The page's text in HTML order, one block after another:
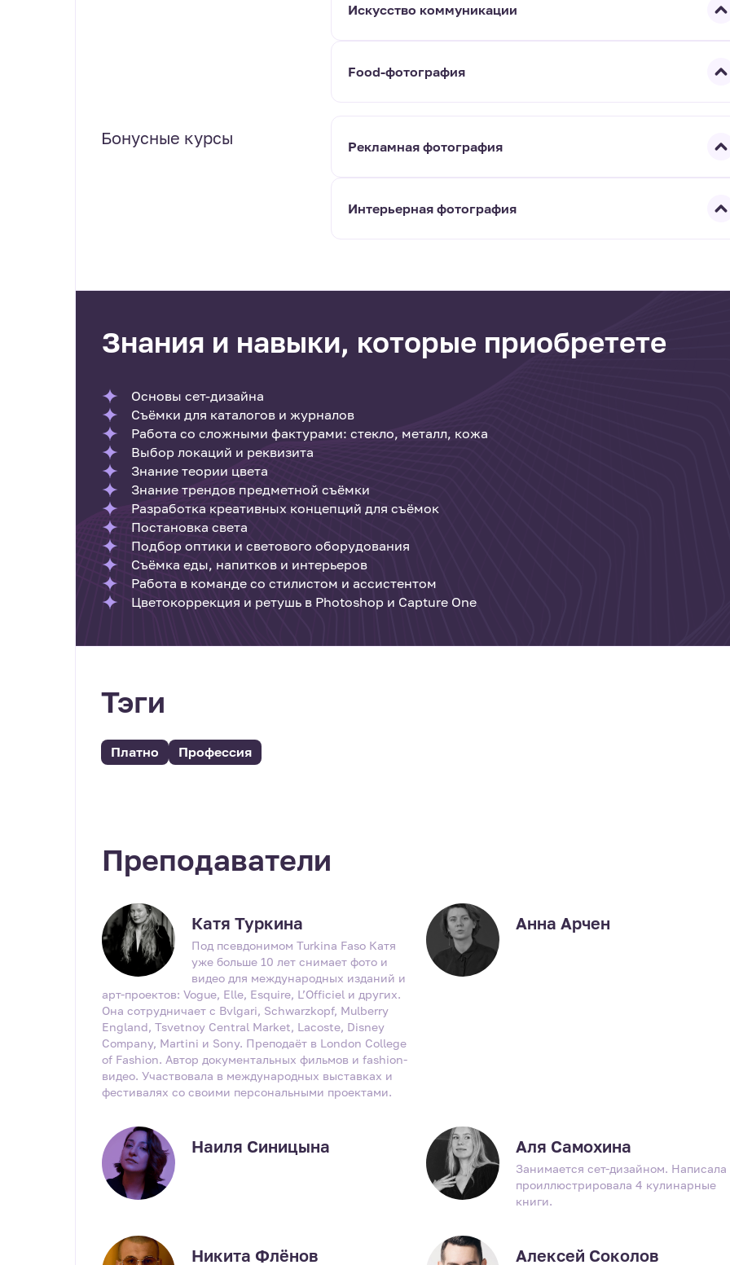
Искусство коммуникации
Food-фотография
Бонусные курсы Рекламная фотография
Интерьерная фотография
Знания и навыки, которые приобретете
Основы сет-дизайна
Съёмки для каталогов и журналов
Работа со сложными фактурами: стекло, металл, кожа
Выбор локаций и реквизита
Знание теории цвета
Знание трендов предметной съёмки
Разработка креативных концепций для съёмок
Постановка света
Подбор оптики и светового оборудования
Съёмка еды, напитков и интерьеров
Работа в команде со стилистом и ассистентом
Цветокоррекция и ретушь в Photoshop и Capture One
Тэги
Платно Профессия
Преподаватели
Катя Туркина
Под псевдонимом Turkina Faso Катя
уже больше 10 лет снимает фото и
видео для международных изданий и
арт-проектов: Vogue, Elle, Esquire, L’Officiel и других.
Она сотрудничает с Bvlgari, Schwarzkopf, Mulberry
England, Tsvetnoy Central Market, Lacoste, Disney
Company, Martini и Sony. Преподаёт в London College
of Fashion. Автор документальных фильмов и fashion-
видео. Участвовала в международных выставках и
фестивалях со своими персональными проектами.
Анна Арчен
Наиля Синицына Аля Самохина
Занимается сет-дизайном. Написала
проиллюстрировала 4 кулинарные
книги.
Никита Флёнов Алексей Соколов